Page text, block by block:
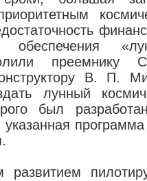
обеспечения
преемнику
В. П.
лунный
был